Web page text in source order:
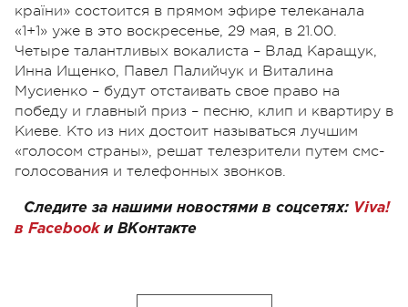
країни» состоится в прямом эфире телеканала
«1+1» уже в это воскресенье, 29 мая, в 21.00.
Четыре талантливых вокалиста – Влад Каращук,
Инна Ищенко, Павел Палийчук и Виталина
Мусиенко – будут отстаивать свое право на
победу и главный приз – песню, клип и квартиру в
Киеве. Кто из них достоит называться лучшим
«голосом страны», решат телезрители путем смс-
голосования и телефонных звонков.
Следите за нашими новостями в соцсетях: Viva!
в Facebookи ВКонтакте